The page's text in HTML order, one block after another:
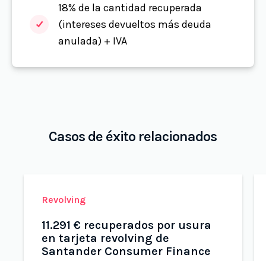
18% de la cantidad recuperada
(intereses devueltos más deuda
anulada) + IVA
Casos de éxito relacionados
Revolving
11.291 € recuperados por usura
en tarjeta revolving de
Santander Consumer Finance